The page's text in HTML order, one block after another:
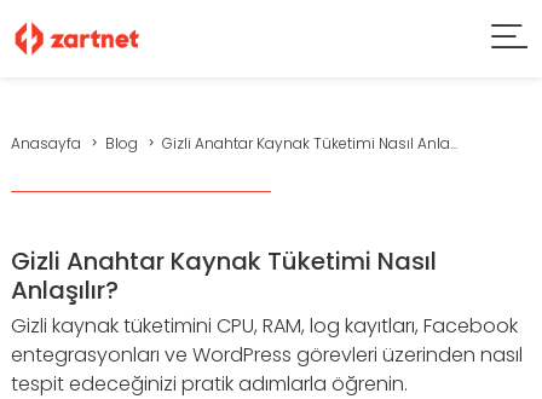
Anasayfa Blog Gizli Anahtar Kaynak Tüketimi Nasıl Anla...
Gizli Anahtar Kaynak Tüketimi Nasıl
Anlaşılır?
Gizli kaynak tüketimini CPU, RAM, log kayıtları, Facebook
entegrasyonları ve WordPress görevleri üzerinden nasıl
tespit edeceğinizi pratik adımlarla öğrenin.